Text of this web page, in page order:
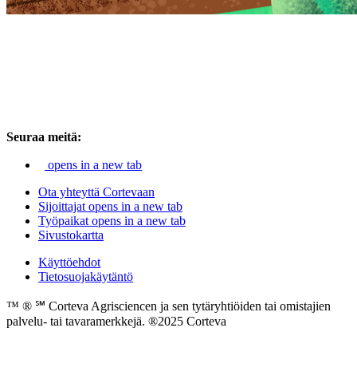
Seuraa meitä:
opens in a new tab
Ota yhteyttä Cortevaan
Sijoittajat opens in a new tab
Työpaikat opens in a new tab
Sivustokartta
Käyttöehdot
Tietosuojakäytäntö
™ ® ℠ Corteva Agrisciencen ja sen tytäryhtiöiden tai omistajien
palvelu- tai tavaramerkkejä. ®2025 Corteva